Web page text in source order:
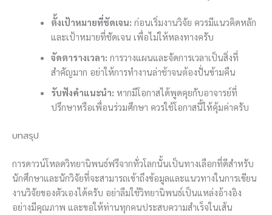
ตั้งเป้าหมายที่ชัดเจน: ก่อนเริ่มงานวิจัย ควรมีแนวคิดหลัก
และเป้าหมายที่ชัดเจน เพื่อไม่ให้หลงทางครับ
จัดตารางเวลา: การวางแผนและจัดการเวลาเป็นสิ่งที่
สำคัญมาก อย่าให้การทำงานล่าช้าจนต้องปั่นข้ามคืน
รับฟังคำแนะนำ: หากมีโอกาสได้พูดคุยกับอาจารย์ที่
ปรึกษาหรือเพื่อนร่วมศึกษา ควรใช้โอกาสนี้ให้คุ้มค่าครับ
บทสรุป
การดาวน์โหลดวิทยานิพนธ์ฟรีจากทั่วโลกนั้นเป็นทางเลือกที่ดีสำหรับ
นักศึกษาและนักวิจัยที่จะสามารถเข้าถึงข้อมูลและแนวทางในการเขียน
งานวิจัยของตัวเองได้ครับ อย่าลืมใช้วิทยานิพนธ์เป็นแหล่งอ้างอิง
อย่างมีคุณภาพ และขอให้ท่านทุกคนประสบความสำเร็จในเส้น